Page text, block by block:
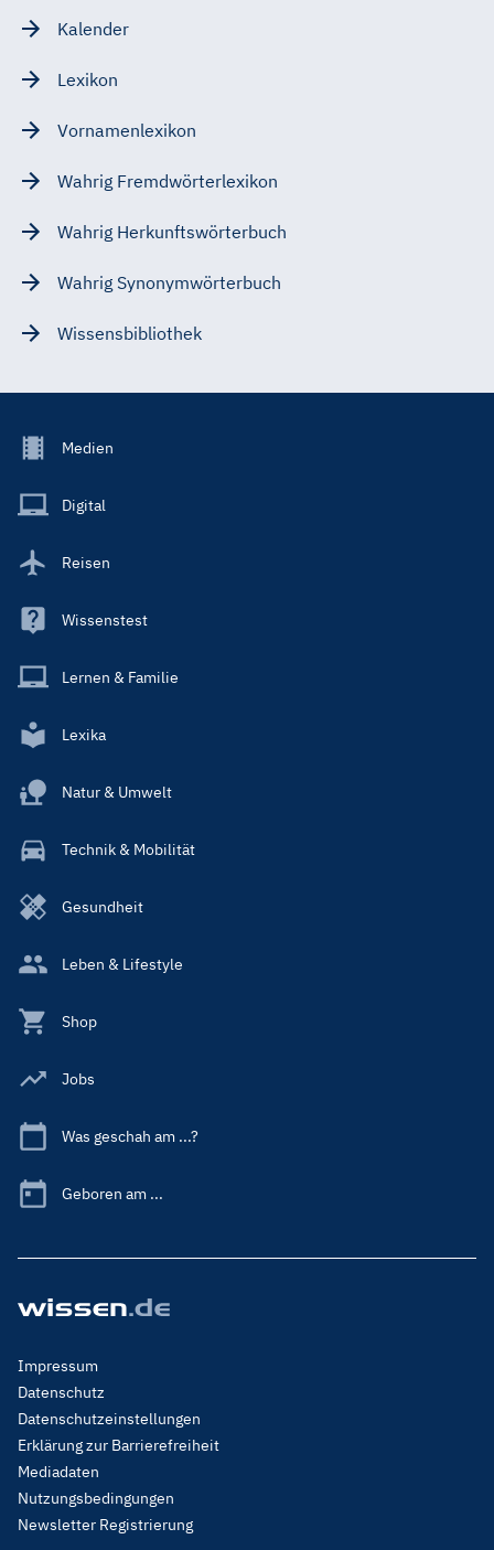
Kalender
Lexikon
Vornamenlexikon
Wahrig Fremdwörterlexikon
Wahrig Herkunftswörterbuch
Wahrig Synonymwörterbuch
Wissensbibliothek
Footer
Main
Medien
Digital
Reisen
Wissenstest
Lernen & Familie
Lexika
Natur & Umwelt
Technik & Mobilität
Gesundheit
Leben & Lifestyle
Shop
Jobs
Was geschah am ...?
Geboren am ...
Footer
Menu
Legal
Impressum
Datenschutz
Datenschutzeinstellungen
Erklärung zur Barrierefreiheit
Mediadaten
Nutzungsbedingungen
Newsletter Registrierung